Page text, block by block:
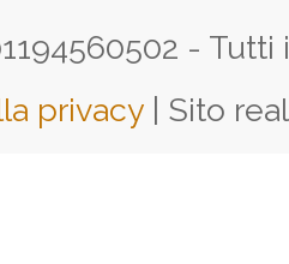
-
privacy | Sito